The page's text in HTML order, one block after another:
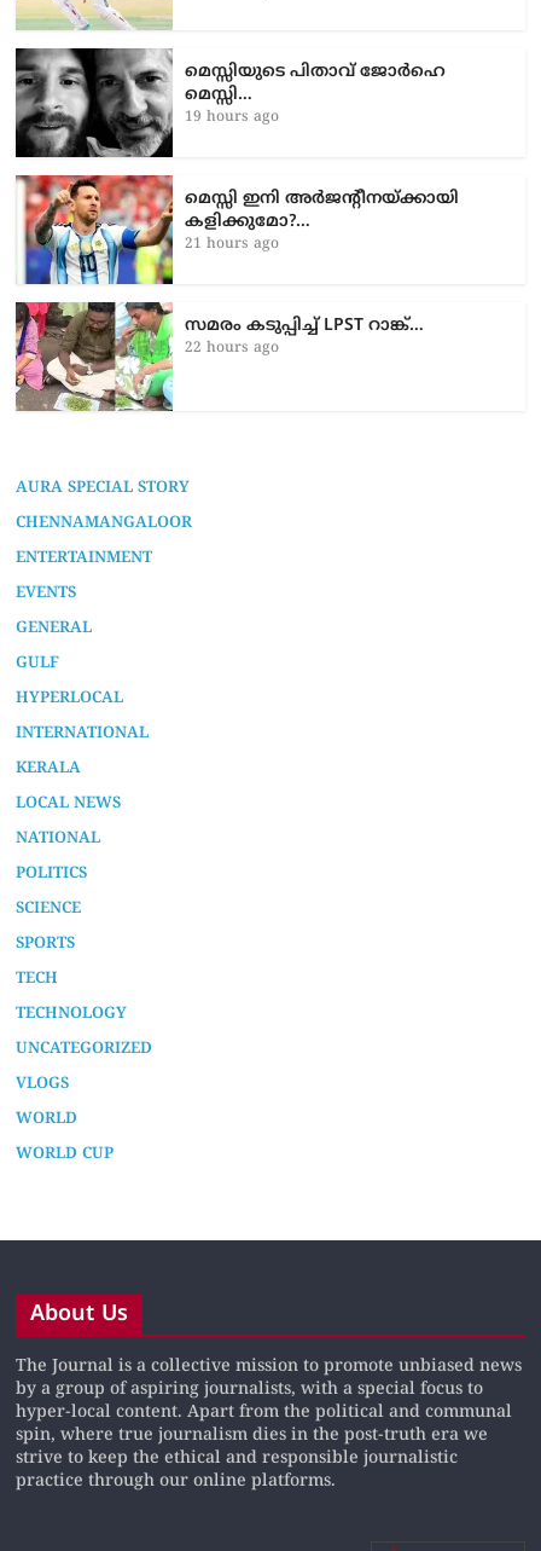
മെസ്സിയുടെ പിതാവ് ജോർഹെ
മെസ്സി…
19 hours ago
മെസ്സി ഇനി അർജന്റീനയ്ക്കായി
കളിക്കുമോ?…
21 hours ago
സമരം കടുപ്പിച്ച് LPST റാങ്ക്…
22 hours ago
AURA SPECIAL STORY
CHENNAMANGALOOR
ENTERTAINMENT
EVENTS
GENERAL
GULF
HYPERLOCAL
INTERNATIONAL
KERALA
LOCAL NEWS
NATIONAL
POLITICS
SCIENCE
SPORTS
TECH
TECHNOLOGY
UNCATEGORIZED
VLOGS
WORLD
WORLD CUP
About Us
The Journal is a collective mission to promote unbiased news
by a group of aspiring journalists, with a special focus to
hyper-local content. Apart from the political and communal
spin, where true journalism dies in the post-truth era we
strive to keep the ethical and responsible journalistic
practice through our online platforms.